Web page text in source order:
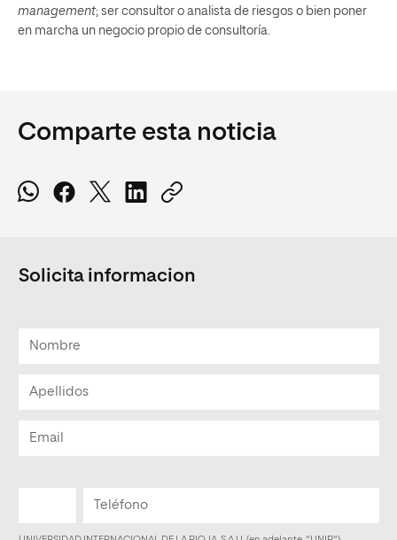
management; ser consultor o analista de riesgos o bien poner
en marcha un negocio propio de consultoría.
Comparte esta noticia
Solicita informacion